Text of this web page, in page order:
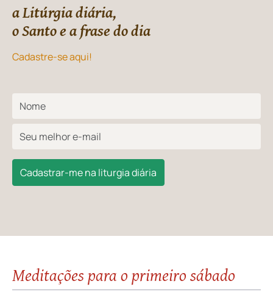
a Litúrgia diária,
o Santo e a frase do dia
Cadastre-se aqui!
Cadastrar-me na liturgia diária
Meditações para o primeiro sábado